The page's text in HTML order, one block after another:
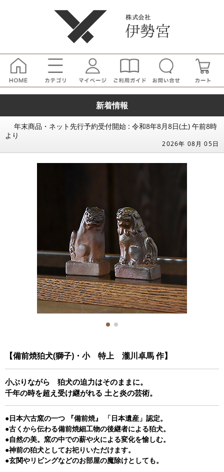
新着情報
年末商品・ネット先行予約受付開始 : 令和8年8月8日(土) 午前8時
より
2026年 08月 05日
【備前焼狛犬(獅子)・小 特上 瀧川卓馬 作】
小ぶりながら 狛犬の迫力はそのままに。
千年の時を超え受け継がれる 土と炎の芸術。
●日本六古窯の一つ 『備前焼』 「日本遺産」認定。
●古くから伝わる備前焼細工物の後継者による狛犬。
●自然の美。窯の中での薪や火による変化を愉しむ。
●神前の狛犬としてお祀りいただけます。
●玄関やリビングなどのお部屋の魔除けとしても。